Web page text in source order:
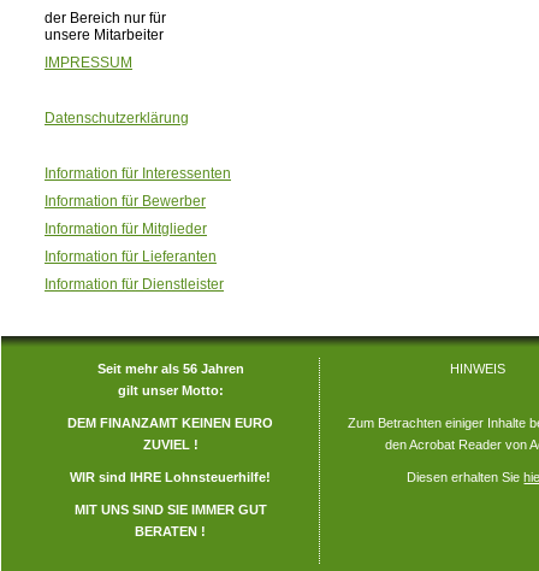
der Bereich nur für
unsere Mitarbeiter
IMPRESSUM
Datenschutzerklärung
Information für Interessenten
Information für Bewerber
Information für Mitglieder
Information für Lieferanten
Information für Dienstleister
Seit mehr als 56 Jahren
gilt unser Motto:
DEM FINANZAMT KEINEN EURO
ZUVIEL !
WIR sind IHRE Lohnsteuerhilfe!
MIT UNS SIND SIE IMMER GUT
BERATEN !
HINWEIS
Zum Betrachten einiger Inhalte
den Acrobat Reader von
Diesen erhalten Sie